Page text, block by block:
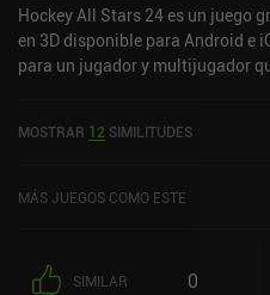
Hockey All Stars 24 es un juego
en 3D disponible para Android e
para un jugador y multijugador
4,8 sobre 5,0 en la App Store de
MOSTRAR 12 SIMILITUDES
MÁS JUEGOS COMO ESTE
SIMILAR 0